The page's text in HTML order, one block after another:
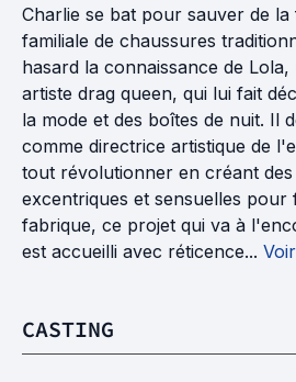
Charlie se bat pour sauver de
familiale de chaussures
hasard la connaissance de
artiste drag queen, qui lui fait
la mode et des boîtes de nuit. Il
comme directrice artistique de
tout révolutionner en créant
excentriques et sensuelles pour
fabrique, ce projet qui va à
est accueilli avec réticence...
CASTING